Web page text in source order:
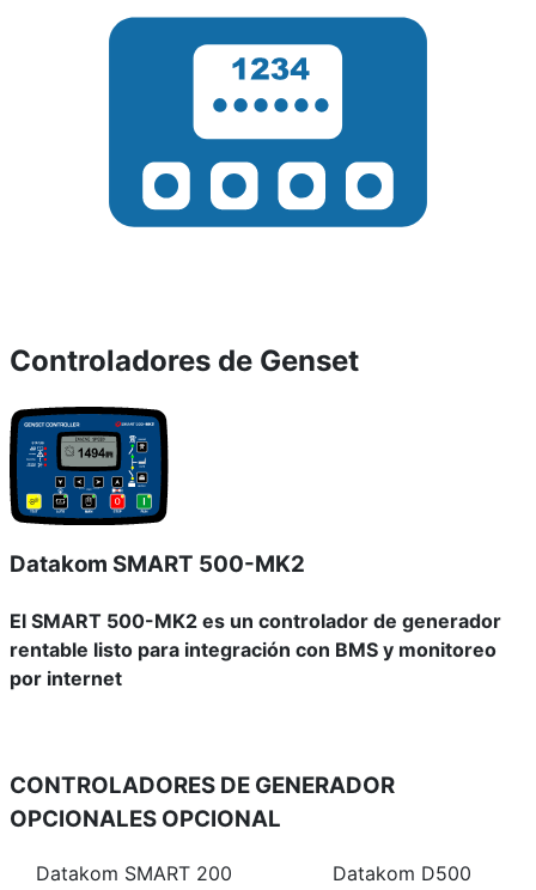
Controladores de Genset
Datakom SMART 500-MK2
El SMART 500-MK2 es un controlador de generador
rentable listo para integración con BMS y monitoreo
por internet
CONTROLADORES DE GENERADOR
OPCIONALES OPCIONAL
Datakom SMART 200 Datakom D500